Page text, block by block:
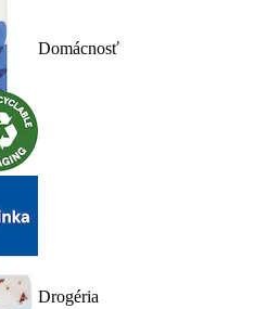
Domácnosť
Drogéria